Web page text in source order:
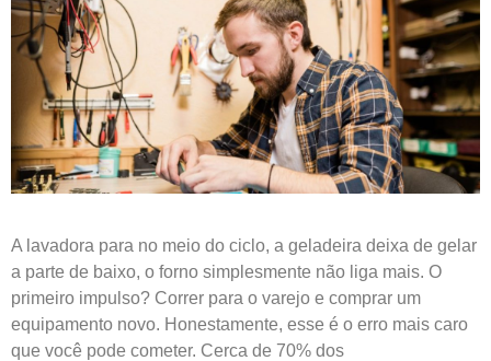
A lavadora para no meio do ciclo, a geladeira deixa de gelar
a parte de baixo, o forno simplesmente não liga mais. O
primeiro impulso? Correr para o varejo e comprar um
equipamento novo. Honestamente, esse é o erro mais caro
que você pode cometer. Cerca de 70% dos